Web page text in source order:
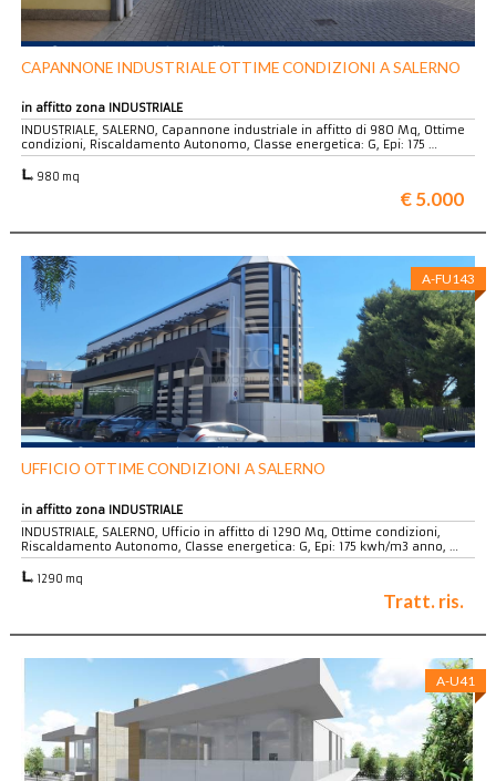
CAPANNONE INDUSTRIALE OTTIME CONDIZIONI A SALERNO
in affitto zona INDUSTRIALE
INDUSTRIALE, SALERNO, Capannone industriale in affitto di 980 Mq, Ottime
condizioni, Riscaldamento Autonomo, Classe energetica: G, Epi: 175 …
980 mq
€ 5.000
A-FU143
UFFICIO OTTIME CONDIZIONI A SALERNO
in affitto zona INDUSTRIALE
INDUSTRIALE, SALERNO, Ufficio in affitto di 1290 Mq, Ottime condizioni,
Riscaldamento Autonomo, Classe energetica: G, Epi: 175 kwh/m3 anno, …
1290 mq
Tratt. ris.
A-U41